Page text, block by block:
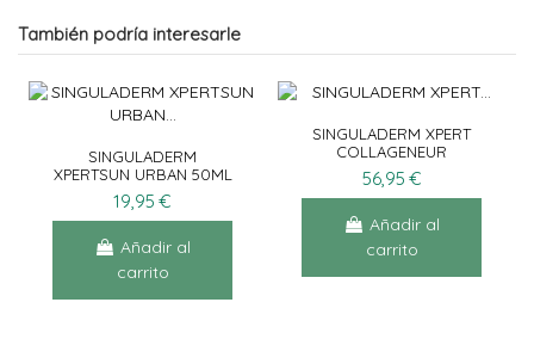
También podría interesarle
SINGULADERM
XPERTSUN URBAN 50ML
19,95 €
Añadir al
carrito
SINGULADERM XPERT
COLLAGENEUR
BOOSTER 2X10ML
56,95 €
Añadir al
carrito